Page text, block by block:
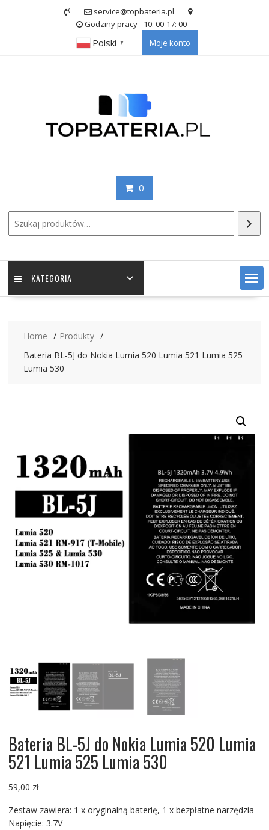
service@topbateria.pl
Godziny pracy - 10: 00-17: 00
Polski ▼ Moje konto
0
KATEGORIA
Home
Produkty
Bateria BL-5J do Nokia Lumia 520 Lumia 521 Lumia 525
Lumia 530
Bateria BL-5J do Nokia Lumia 520 Lumia
521 Lumia 525 Lumia 530
59,00 zł
Zestaw zawiera: 1 x oryginalną baterię, 1 x bezpłatne narzędzia
Napięcie: 3.7V